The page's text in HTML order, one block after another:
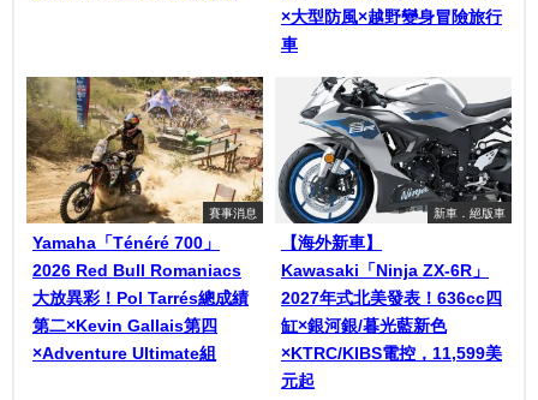
×大型防風×越野變身冒險旅行
車
賽事消息
Yamaha「Ténéré 700」
2026 Red Bull Romaniacs
大放異彩！Pol Tarrés總成績
第二×Kevin Gallais第四
×Adventure Ultimate組
新車．絕版車
【海外新車】
Kawasaki「Ninja ZX-6R」
2027年式北美發表！636cc四
缸×銀河銀/暮光藍新色
×KTRC/KIBS電控，11,599美
元起